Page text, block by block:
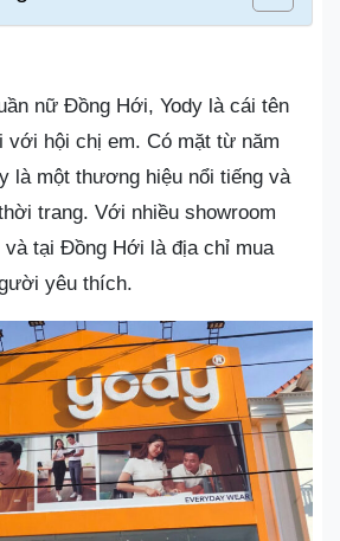
nữ Đồng Hới, Yody là cái tên
với hội chị em. Có mặt từ năm
là một thương hiệu nổi tiếng và
trang. Với nhiều showroom
tại Đồng Hới là địa chỉ mua
yêu thích.